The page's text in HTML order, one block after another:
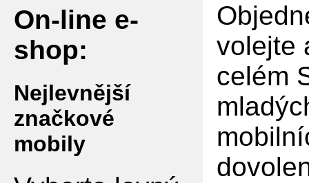
On-line e-
shop:
Nejlevnější
značkové
mobily
volejte
celém